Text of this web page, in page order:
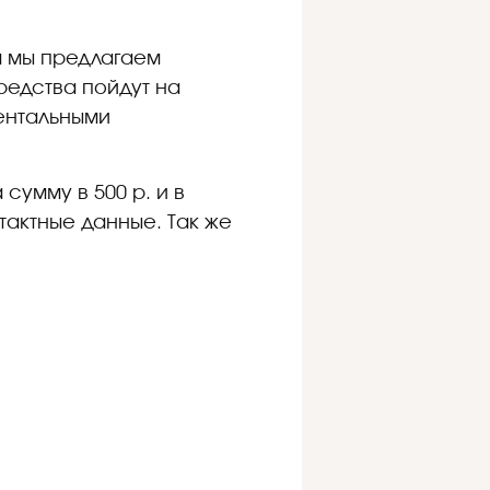
мы предлагаем
пойдут на
в 500 р. и в
данные. Так же